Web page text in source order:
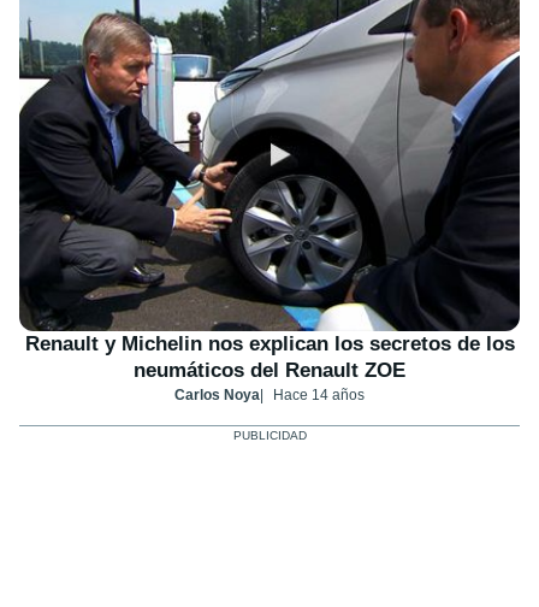
Renault y Michelin nos explican los secretos de los
neumáticos del Renault ZOE
Carlos Noya Hace 14 años